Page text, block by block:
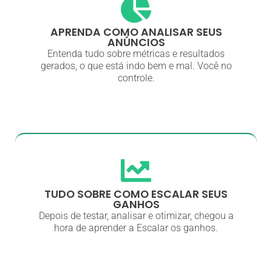
APRENDA COMO ANALISAR SEUS
ANÚNCIOS
Entenda tudo sobre métricas e resultados
gerados, o que está indo bem e mal. Você no
controle.
TUDO SOBRE COMO ESCALAR SEUS
GANHOS
Depois de testar, analisar e otimizar, chegou a
hora de aprender a Escalar os ganhos.